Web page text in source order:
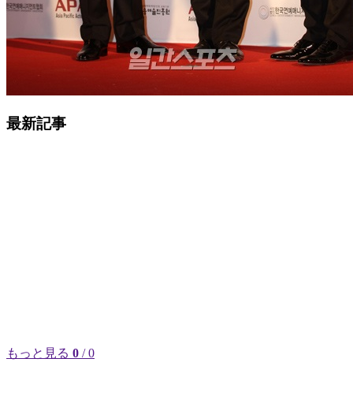
最新記事
もっと見る 0 / 0